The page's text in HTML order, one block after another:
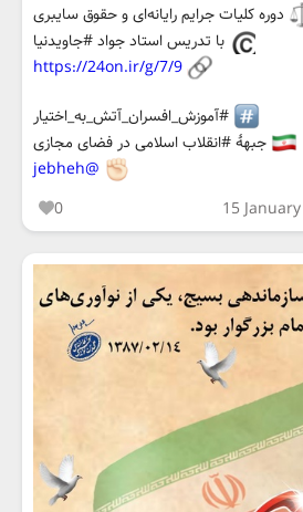
دوره کلیات جرایم رایانه‌ای و حقوق سایبری
با تدریس استاد جواد #جاویدنیا
https://24on.ir/g/7/9
#آموزش_افسران_آتش_به_اختیار
جبههٔ #انقلاب اسلامی در فضای مجازی
@jebheh
0
15